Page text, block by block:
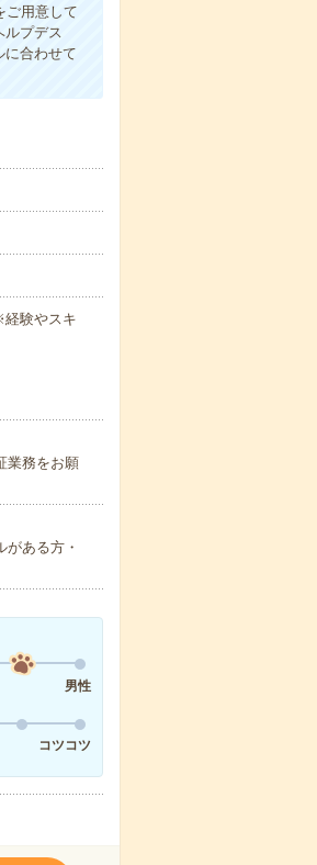
ご用意して
ルプデス
に合わせて
験やスキ
業務をお願
ある方・
男性
コツコツ